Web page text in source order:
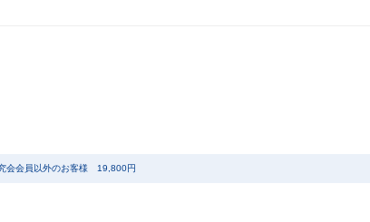
会会員以外のお客様 19,800円